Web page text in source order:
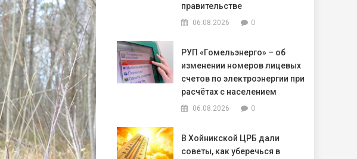
правительстве
06.08.2026 0
РУП «Гомельэнерго» – об
изменении номеров лицевых
счетов по электроэнергии при
расчётах с населением
06.08.2026 0
В Хойникской ЦРБ дали
советы, как уберечься в